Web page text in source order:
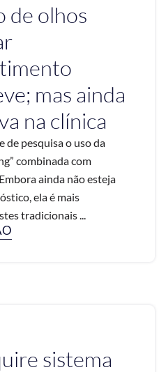
de olhos
mas ainda
na clínica
de pesquisa o uso da
combinada com
ainda não esteja
ela é mais
tradicionais ...
sistema